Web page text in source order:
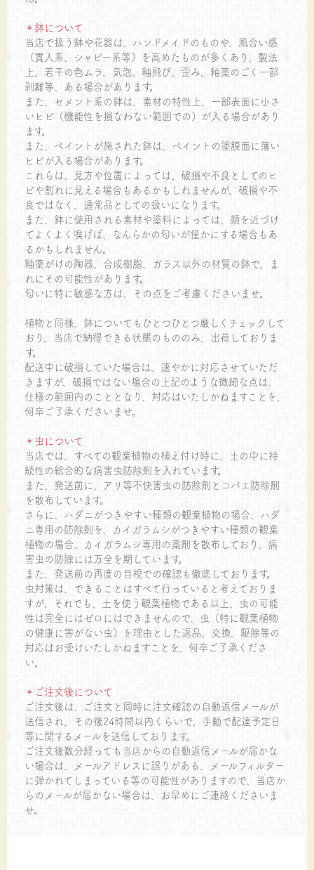
＊鉢について
当店で扱う鉢や花器は、ハンドメイドのものや、風合い感
（貫入系、シャビー系等）を高めたものが多くあり、製法
上、若干の色ムラ、気泡、釉飛び、歪み、釉薬のごく一部
剥離等、ある場合があります。
また、セメント系の鉢は、素材の特性上、一部表面に小さ
いヒビ（機能性を損なわない範囲での）が入る場合があり
ます。
また、ペイントが施された鉢は、ペイントの塗膜面に薄い
ヒビが入る場合があります。
これらは、見方や位置によっては、破損や不良としてのヒ
ビや割れに見える場合もあるかもしれませんが、破損や不
良ではなく、通常品としての扱いになります。
また、鉢に使用される素材や塗料によっては、顔を近づけ
てよくよく嗅げば、なんらかの匂いが僅かにする場合もあ
るかもしれません。
釉薬がけの陶器、合成樹脂、ガラス以外の材質の鉢で、ま
れにその可能性があります。
匂いに特に敏感な方は、その点をご考慮くださいませ。
植物と同様、鉢についてもひとつひとつ厳しくチェックして
おり、当店で納得できる状態のもののみ、出荷しておりま
す。
配送中に破損していた場合は、速やかに対応させていただ
きますが、破損ではない場合の上記のような微細な点は、
仕様の範囲内のこととなり、対応はいたしかねますことを、
何卒ご了承くださいませ。
＊虫について
当店では、すべての観葉植物の植え付け時に、土の中に持
続性の総合的な病害虫防除剤を入れています。
また、発送前に、アリ等不快害虫の防除剤とコバエ防除剤
を散布しています。
さらに、ハダニがつきやすい種類の観葉植物の場合、ハダ
ニ専用の防除剤を、カイガラムシがつきやすい種類の観葉
植物の場合、カイガラムシ専用の薬剤を散布しており、病
害虫の防除には万全を期しています。
また、発送前の再度の目視での確認も徹底しております。
虫対策は、できることはすべて行っていると考えておりま
すが、それでも、土を使う観葉植物である以上、虫の可能
性は完全にはゼロにはできませんので、虫（特に観葉植物
の健康に害がない虫）を理由とした返品、交換、駆除等の
対応はお受けいたしかねますことを、何卒ご了承くださ
い。
＊ご注文後について
ご注文後は、ご注文と同時に注文確認の自動返信メールが
送信され、その後24時間以内くらいで、手動で配達予定日
等に関するメールを送信しております。
ご注文後数分経っても当店からの自動返信メールが届かな
い場合は、メールアドレスに誤りがある、メールフィルター
に弾かれてしまっている等の可能性がありますので、当店か
らのメールが届かない場合は、お早めにご連絡くださいま
せ。